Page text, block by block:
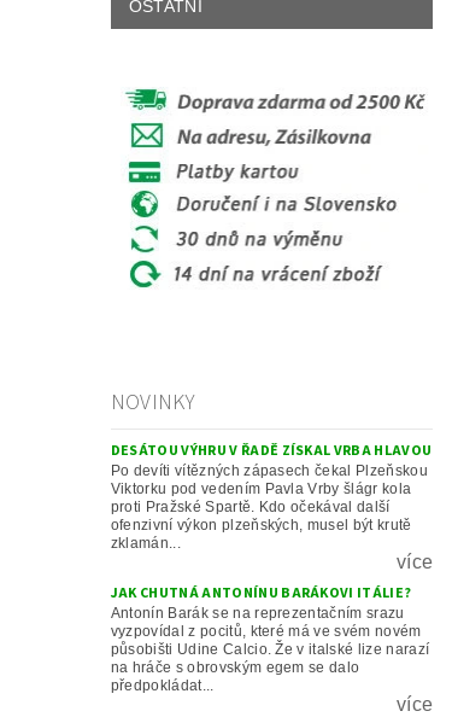
OSTATNÍ
NOVINKY
DESÁTOU VÝHRU V ŘADĚ ZÍSKAL VRBA HLAVOU
Po devíti vítězných zápasech čekal Plzeňskou
Viktorku pod vedením Pavla Vrby šlágr kola
proti Pražské Spartě. Kdo očekával další
ofenzivní výkon plzeňských, musel být krutě
zklamán...
více
JAK CHUTNÁ ANTONÍNU BARÁKOVI ITÁLIE?
Antonín Barák se na reprezentačním srazu
vyzpovídal z pocitů, které má ve svém novém
působišti Udine Calcio. Že v italské lize narazí
na hráče s obrovským egem se dalo
předpokládat...
více